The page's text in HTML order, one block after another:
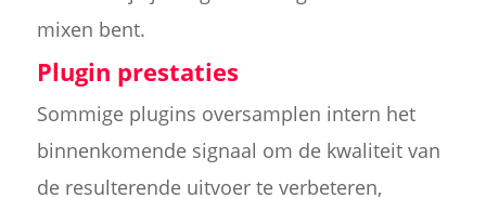
mixen bent.
Plugin prestaties
Sommige plugins oversamplen intern het
binnenkomende signaal om de kwaliteit van
de resulterende uitvoer te verbeteren,